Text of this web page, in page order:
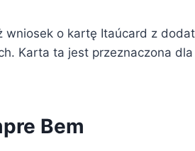
wniosek o kartę Itaúcard z
Karta ta jest przeznaczona
Bem